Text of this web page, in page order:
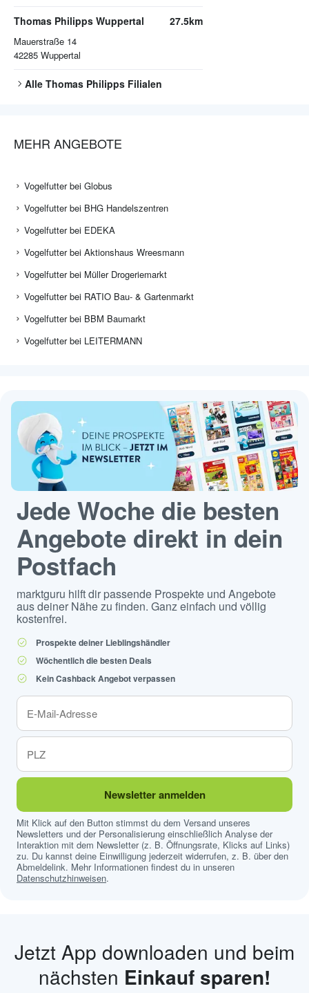
Thomas Philipps Wuppertal
Mauerstraße 14
42285 Wuppertal
27.5km
Alle Thomas Philipps Filialen
MEHR ANGEBOTE
Vogelfutter bei Globus
Vogelfutter bei BHG Handelszentren
Vogelfutter bei EDEKA
Vogelfutter bei Aktionshaus Wreesmann
Vogelfutter bei Müller Drogeriemarkt
Vogelfutter bei RATIO Bau- & Gartenmarkt
Vogelfutter bei BBM Baumarkt
Vogelfutter bei LEITERMANN
Jede Woche die besten
Angebote direkt in dein
Postfach
marktguru hilft dir passende Prospekte und Angebote
aus deiner Nähe zu finden. Ganz einfach und völlig
kostenfrei.
Prospekte deiner Lieblingshändler
Wöchentlich die besten Deals
Kein Cashback Angebot verpassen
Newsletter anmelden
Mit Klick auf den Button stimmst du dem Versand unseres
Newsletters und der Personalisierung einschließlich Analyse der
Interaktion mit dem Newsletter (z. B. Öffnungsrate, Klicks auf Links)
zu. Du kannst deine Einwilligung jederzeit widerrufen, z. B. über den
Abmeldelink. Mehr Informationen findest du in unseren
Datenschutzhinweisen.
Jetzt App downloaden und beim
nächsten Einkauf sparen!